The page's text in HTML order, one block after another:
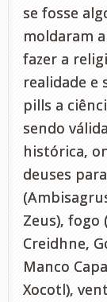
se fosse
moldaram
fazer a
realidade
pills a
sendo
histórica,
deuses
Zeus), fogo
Creidhne,
Manco
Xocotl),